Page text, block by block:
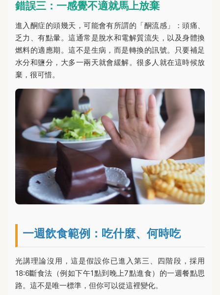
錯誤三：一感覺不適就馬上放棄
進入酮症的頭幾天，可能會有所謂的「酮流感」：頭痛、
乏力、有點暈。這通常是脫水和電解質流失，以及身體換
燃料的適應期。這不是生病，而是轉換的訊號。只要補足
水分和鹽分，大多一兩天就會緩解。很多人就在這時候放
棄，很可惜。
一週飲食範例：吃什麼、何時吃
光講理論沒用，這是假設你已進入第三、四階段，採用
18:6斷食法（例如下午1點到晚上7點進食）的一週餐點思
路。這不是唯一標準，但你可以從這裡變化。